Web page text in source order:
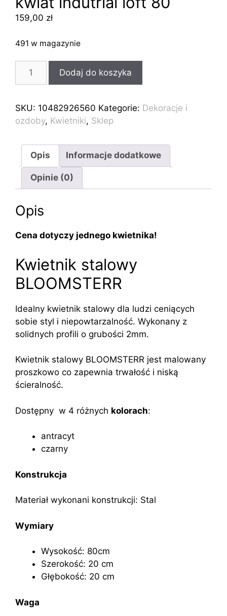
159,00 zł
491 w magazynie
Kwietnik
Stojak
na
indutrial
80
Dodaj do koszyka
SKU: 10482926560 Kategorie: Dekoracje i
ozdoby, Kwietniki, Sklep
Opis Informacje dodatkowe
Opinie (0)
Opis
Cena dotyczy jednego kwietnika!
Kwietnik stalowy
BLOOMSTERR
Idealny kwietnik stalowy dla ludzi ceniących
sobie styl i niepowtarzalność. Wykonany z
solidnych profili o grubości 2mm.
Kwietnik stalowy BLOOMSTERR jest malowany
proszkowo co zapewnia trwałość i niską
ścieralność.
Dostępny w 4 różnych kolorach:
antracyt
czarny
Konstrukcja
Materiał wykonani konstrukcji: Stal
Wymiary
Wysokość: 80cm
Szerokość: 20 cm
Głębokość: 20 cm
Waga